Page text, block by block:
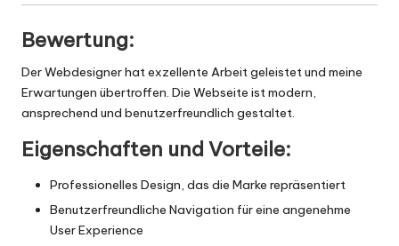
Bewertung:
Der Webdesigner hat exzellente Arbeit geleistet und meine
Erwartungen übertroffen. Die Webseite ist modern,
ansprechend und benutzerfreundlich gestaltet.
Eigenschaften und Vorteile:
Professionelles Design, das die Marke repräsentiert
Benutzerfreundliche Navigation für eine angenehme
User Experience